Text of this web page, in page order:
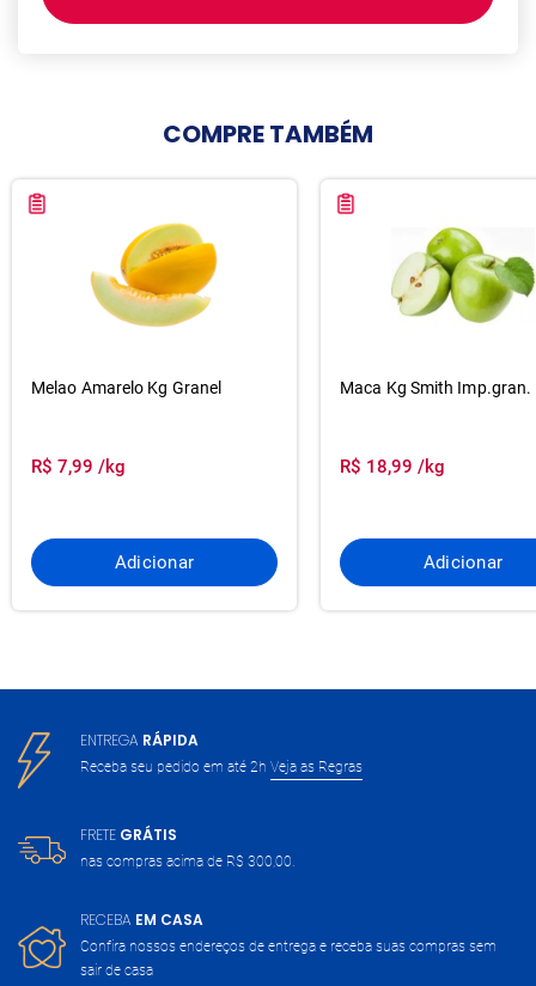
COMPRETAMBÉM
Melao Amarelo Kg Granel
R$ 7,99 /kg
Adicionar
Maca Kg Smith Imp.gran.
R$ 18,99 /kg
Adicionar
ENTREGA RÁPIDA
Receba seu pedido em até 2h Veja as Regras
FRETE GRÁTIS
nas compras acima de R$ 300,00.
RECEBA EM CASA
Confira nossos endereços de entrega e receba suas compras sem
sair de casa